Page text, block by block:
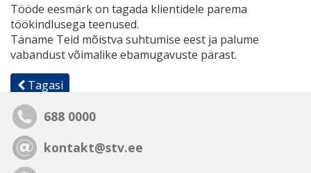
Tööde eesmärk on tagada klientidele parema
töökindlusega teenused.
Täname Teid mõistva suhtumise eest ja palume
vabandust võimalike ebamugavuste pärast.
Tagasi
688 0000
kontakt@stv.ee